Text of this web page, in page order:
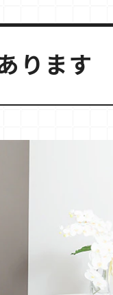
ります